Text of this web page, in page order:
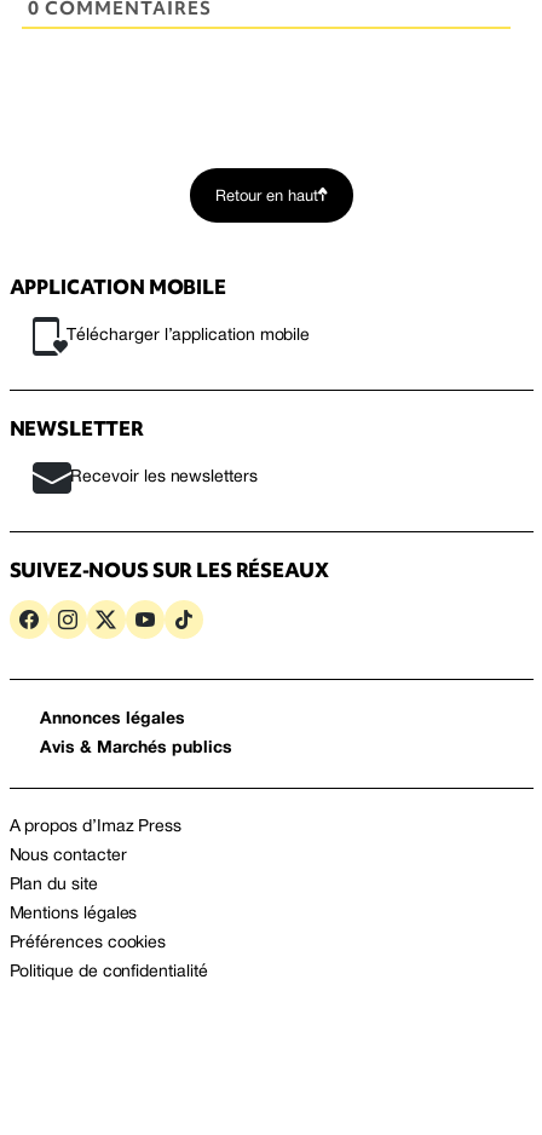
0 COMMENTAIRES
Retour en haut
APPLICATION MOBILE
Télécharger l’application mobile
NEWSLETTER
Recevoir les newsletters
SUIVEZ-NOUS SUR LES RÉSEAUX
Annonces légales
Avis & Marchés publics
A propos d’Imaz Press
Nous contacter
Plan du site
Mentions légales
Préférences cookies
Politique de confidentialité